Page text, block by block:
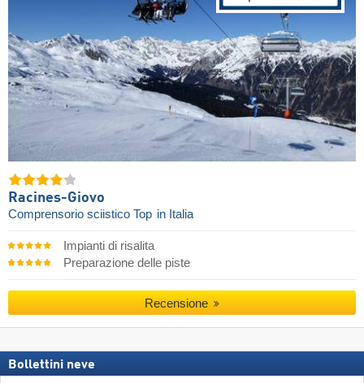
Racines-Giovo
Comprensorio sciistico Top in Italia
Impianti di risalita
Preparazione delle piste
Recensione
Bollettini neve